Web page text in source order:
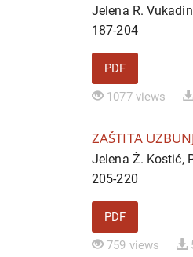
Jelena R.
187-204
PDF
1077 views
ZAŠTITA
Jelena Ž. Kostić,
205-220
PDF
759 views